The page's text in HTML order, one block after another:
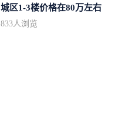
城区1-3楼价格在80万左右
833人浏览